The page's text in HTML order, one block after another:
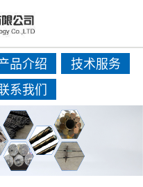
品介绍
技术服务
系我们